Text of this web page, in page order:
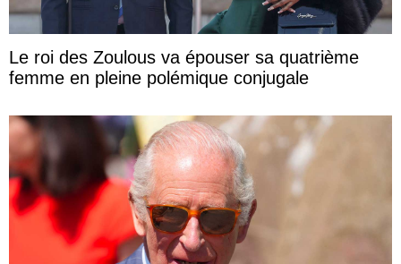
Le roi des Zoulous va épouser sa quatrième
femme en pleine polémique conjugale